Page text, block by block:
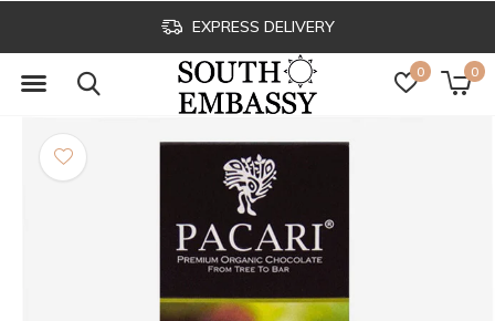
0 0
EXPRESS DELIVERY